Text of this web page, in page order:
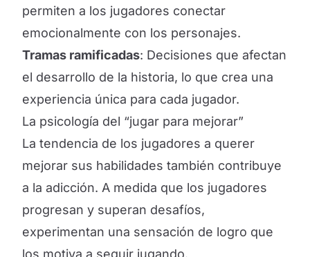
permiten a los jugadores conectar
emocionalmente con los personajes.
Tramas ramificadas: Decisiones que afectan
el desarrollo de la historia, lo que crea una
experiencia única para cada jugador.
La psicología del “jugar para mejorar”
La tendencia de los jugadores a querer
mejorar sus habilidades también contribuye
a la adicción. A medida que los jugadores
progresan y superan desafíos,
experimentan una sensación de logro que
los motiva a seguir jugando.